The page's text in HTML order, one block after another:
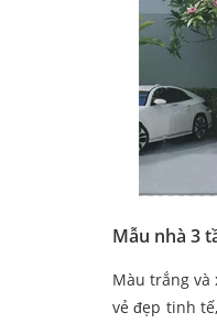
Mẫu nhà 3
Màu trắng và
vẻ đẹp tinh